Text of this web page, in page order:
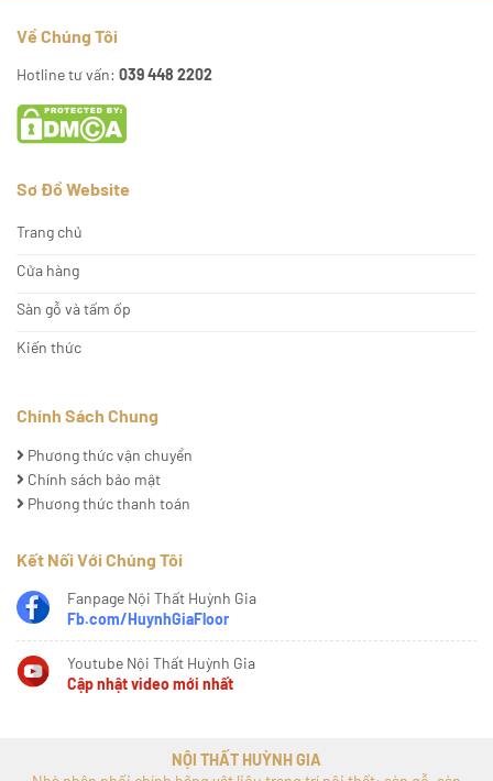
Về Chúng Tôi
Hotline tư vấn: 039 448 2202
Sơ Đồ Website
Trang chủ
Cửa hàng
Sàn gỗ và tấm ốp
Kiến thức
Chính Sách Chung
Phương thức vận chuyển
Chính sách bảo mật
Phương thức thanh toán
Kết Nối Với Chúng Tôi
Fanpage Nội Thất Huỳnh Gia
Fb.com/HuynhGiaFloor
Youtube Nội Thất Huỳnh Gia
Cập nhật video mới nhất
NỘI THẤT HUỲNH GIA